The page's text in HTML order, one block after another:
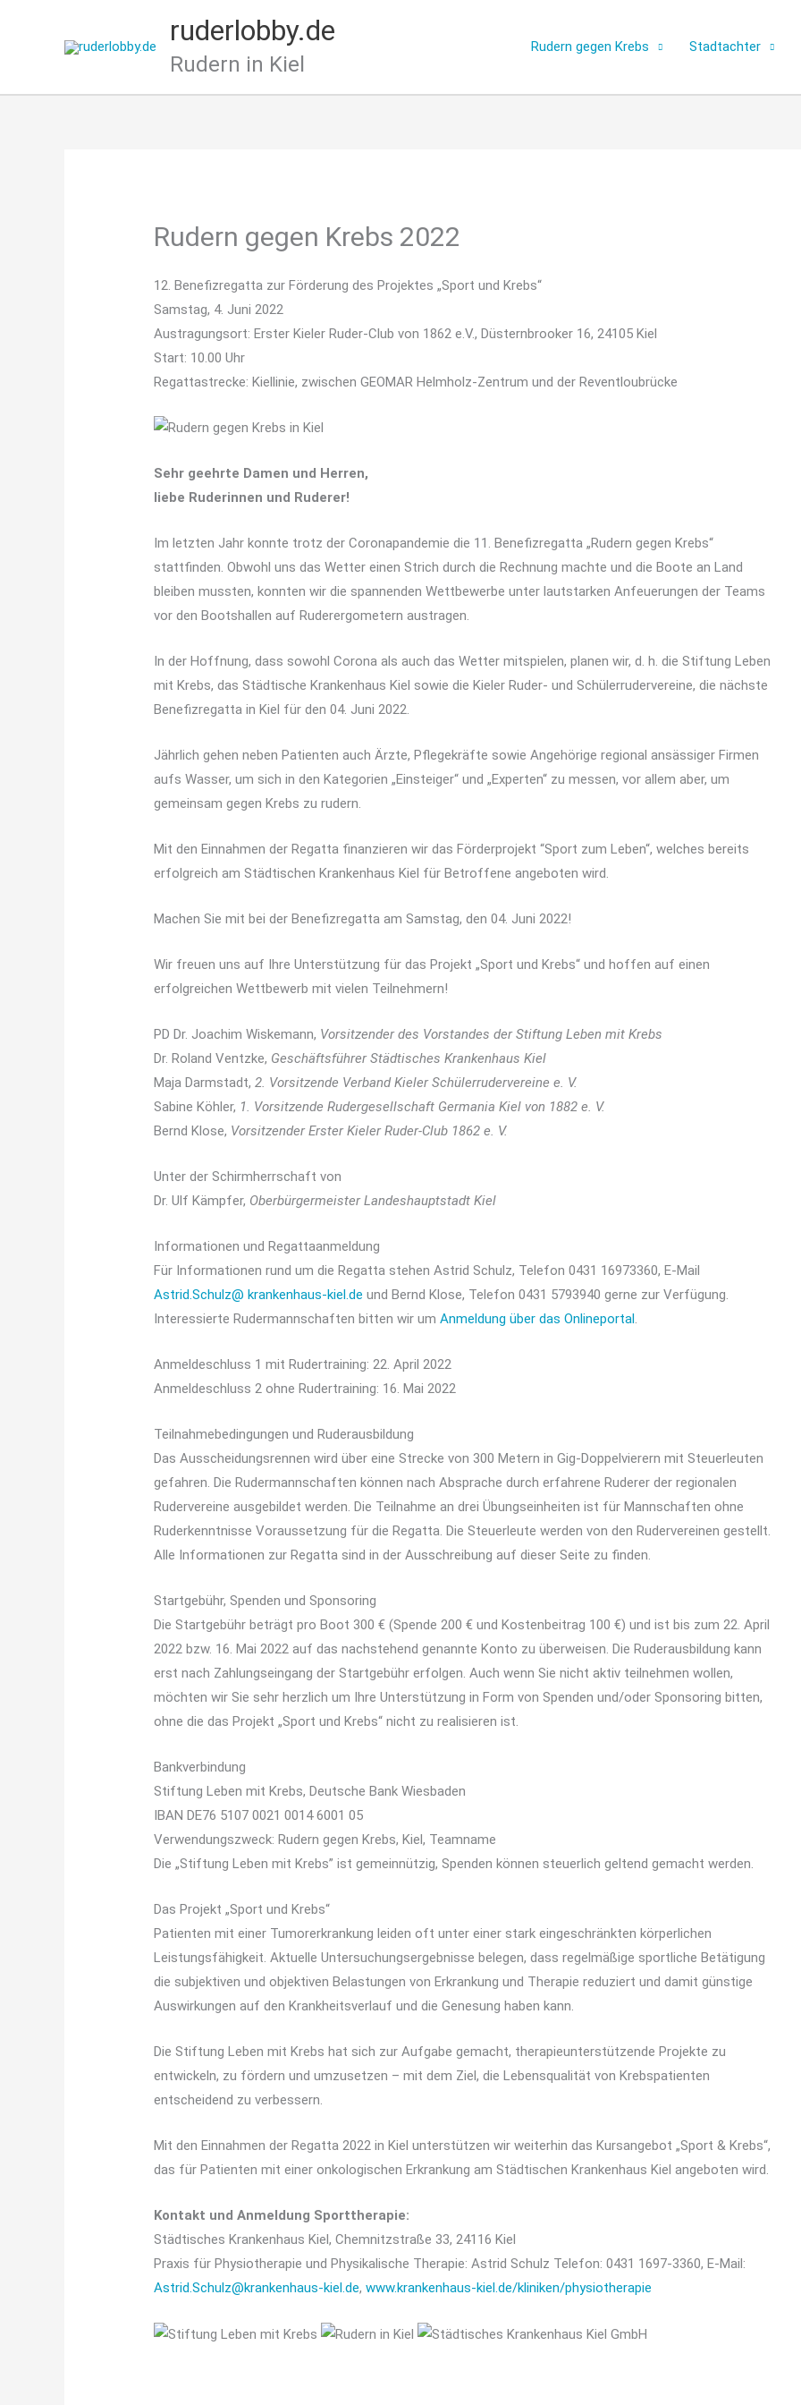
ruderlobby.de
Rudern in Kiel
Rudern gegen Krebs Stadtachter
Rudern gegen Krebs 2022
12. Benefizregatta zur Förderung des Projektes „Sport und Krebs“
Samstag, 4. Juni 2022
Austragungsort: Erster Kieler Ruder-Club von 1862 e.V., Düsternbrooker 16, 24105 Kiel
Start: 10.00 Uhr
Regattastrecke: Kiellinie, zwischen GEOMAR Helmholz-Zentrum und der Reventloubrücke
Sehr geehrte Damen und Herren,
liebe Ruderinnen und Ruderer!
Im letzten Jahr konnte trotz der Coronapandemie die 11. Benefizregatta „Rudern gegen Krebs“
stattfinden. Obwohl uns das Wetter einen Strich durch die Rechnung machte und die Boote an Land
bleiben mussten, konnten wir die spannenden Wettbewerbe unter lautstarken Anfeuerungen der Teams
vor den Bootshallen auf Ruderergometern austragen.
In der Hoffnung, dass sowohl Corona als auch das Wetter mitspielen, planen wir, d. h. die Stiftung Leben
mit Krebs, das Städtische Krankenhaus Kiel sowie die Kieler Ruder- und Schülerrudervereine, die nächste
Benefizregatta in Kiel für den 04. Juni 2022.
Jährlich gehen neben Patienten auch Ärzte, Pflegekräfte sowie Angehörige regional ansässiger Firmen
aufs Wasser, um sich in den Kategorien „Einsteiger“ und „Experten“ zu messen, vor allem aber, um
gemeinsam gegen Krebs zu rudern.
Mit den Einnahmen der Regatta finanzieren wir das Förderprojekt “Sport zum Leben“, welches bereits
erfolgreich am Städtischen Krankenhaus Kiel für Betroffene angeboten wird.
Machen Sie mit bei der Benefizregatta am Samstag, den 04. Juni 2022!
Wir freuen uns auf Ihre Unterstützung für das Projekt „Sport und Krebs“ und hoffen auf einen
erfolgreichen Wettbewerb mit vielen Teilnehmern!
PD Dr. Joachim Wiskemann, Vorsitzender des Vorstandes der Stiftung Leben mit Krebs
Dr. Roland Ventzke, Geschäftsführer Städtisches Krankenhaus Kiel
Maja Darmstadt,2. Vorsitzende Verband Kieler Schülerrudervereine e. V.
Sabine Köhler, 1. Vorsitzende Rudergesellschaft Germania Kiel von 1882 e. V.
Bernd Klose, Vorsitzender Erster Kieler Ruder-Club 1862 e. V.
Unter der Schirmherrschaft von
Dr. Ulf Kämpfer, Oberbürgermeister Landeshauptstadt Kiel
Informationen und Regattaanmeldung
Für Informationen rund um die Regatta stehen Astrid Schulz, Telefon 0431 16973360, E-Mail
Astrid.Schulz@ krankenhaus-kiel.de und Bernd Klose, Telefon 0431 5793940 gerne zur Verfügung.
Interessierte Rudermannschaften bitten wir umAnmeldung über das Onlineportal.
Anmeldeschluss 1 mit Rudertraining: 22. April 2022
Anmeldeschluss 2 ohne Rudertraining: 16. Mai 2022
Teilnahmebedingungen und Ruderausbildung
Das Ausscheidungsrennen wird über eine Strecke von 300 Metern in Gig-Doppelvierern mit Steuerleuten
gefahren. Die Rudermannschaften können nach Absprache durch erfahrene Ruderer der regionalen
Rudervereine ausgebildet werden. Die Teilnahme an drei Übungseinheiten ist für Mannschaften ohne
Ruderkenntnisse Voraussetzung für die Regatta. Die Steuerleute werden von den Rudervereinen gestellt.
Alle Informationen zur Regatta sind in der Ausschreibung auf dieser Seite zu finden.
Startgebühr, Spenden und Sponsoring
Die Startgebühr beträgt pro Boot 300 € (Spende 200 € und Kostenbeitrag 100 €) und ist bis zum 22. April
2022 bzw. 16. Mai 2022 auf das nachstehend genannte Konto zu überweisen. Die Ruderausbildung kann
erst nach Zahlungseingang der Startgebühr erfolgen. Auch wenn Sie nicht aktiv teilnehmen wollen,
möchten wir Sie sehr herzlich um Ihre Unterstützung in Form von Spenden und/oder Sponsoring bitten,
ohne die das Projekt „Sport und Krebs“ nicht zu realisieren ist.
Bankverbindung
Stiftung Leben mit Krebs, Deutsche Bank Wiesbaden
IBAN DE76 5107 0021 0014 6001 05
Verwendungszweck: Rudern gegen Krebs, Kiel, Teamname
Die „Stiftung Leben mit Krebs” ist gemeinnützig, Spenden können steuerlich geltend gemacht werden.
Das Projekt „Sport und Krebs“
Patienten mit einer Tumorerkrankung leiden oft unter einer stark eingeschränkten körperlichen
Leistungsfähigkeit. Aktuelle Untersuchungsergebnisse belegen, dass regelmäßige sportliche Betätigung
die subjektiven und objektiven Belastungen von Erkrankung und Therapie reduziert und damit günstige
Auswirkungen auf den Krankheitsverlauf und die Genesung haben kann.
Die Stiftung Leben mit Krebs hat sich zur Aufgabe gemacht, therapieunterstützende Projekte zu
entwickeln, zu fördern und umzusetzen – mit dem Ziel, die Lebensqualität von Krebspatienten
entscheidend zu verbessern.
Mit den Einnahmen der Regatta 2022 in Kiel unterstützen wir weiterhin das Kursangebot „Sport & Krebs“,
das für Patienten mit einer onkologischen Erkrankung am Städtischen Krankenhaus Kiel angeboten wird.
Kontakt und Anmeldung Sporttherapie:
Städtisches Krankenhaus Kiel, Chemnitzstraße 33, 24116 Kiel
Praxis für Physiotherapie und Physikalische Therapie: Astrid Schulz Telefon: 0431 1697-3360, E-Mail:
Astrid.Schulz@krankenhaus-kiel.de,www.krankenhaus-kiel.de/kliniken/physiotherapie